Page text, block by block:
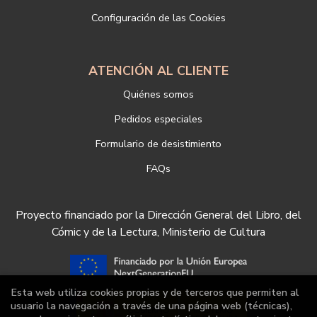
https://www.libreriadeportiva.com/proteccion-de-datos
Configuración de las Cookies
ATENCIÓN AL CLIENTE
Quiénes somos
Pedidos especiales
Formulario de desistimiento
FAQs
Proyecto financiado por la Dirección General del Libro, del
Cómic y de la Lectura, Ministerio de Cultura
Esta web utiliza cookies propias y de terceros que permiten al
usuario la navegación a través de una página web (técnicas),